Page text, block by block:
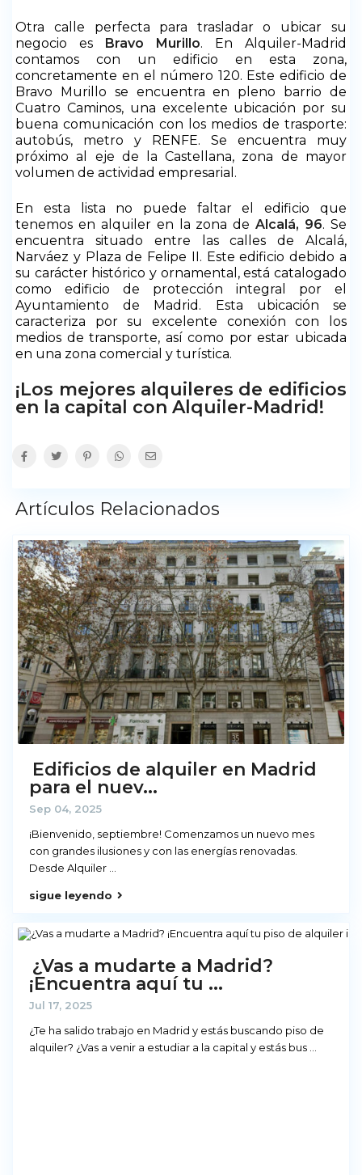
Otra calle perfecta para trasladar o ubicar su
negocio es
Bravo Murillo. En Alquiler-Madrid
contamos con un edificio en esta zona,
concretamente en el número 120. Este edificio de
Bravo Murillo se encuentra en pleno barrio de
Cuatro Caminos, una excelente ubicación por su
buena comunicación con los medios de trasporte:
autobús, metro y RENFE. Se encuentra muy
próximo al eje de la Castellana, zona de mayor
volumen de actividad empresarial.
En esta lista no puede faltar el edificio que
tenemos en alquiler en la zona deAlcalá, 96. Se
encuentra situado entre las calles de Alcalá,
Narváez y Plaza de Felipe II. Este edificio debido a
su carácter histórico y ornamental, está catalogado
como edificio de protección integral por el
Ayuntamiento de Madrid. Esta ubicación se
caracteriza por su excelente conexión con los
medios de transporte, así como por estar ubicada
en una zona comercial y turística.
¡Los mejores alquileres de edificios
en la capital con Alquiler-Madrid!
Artículos Relacionados
Edificios de alquiler en Madrid
para el nuev...
Sep 04, 2025
¡Bienvenido, septiembre! Comenzamos un nuevo mes
con grandes ilusiones y con las energías renovadas.
Desde Alquiler
sigue leyendo
¿Vas a mudarte a Madrid?
¡Encuentra aquí tu ...
Jul 17, 2025
¿Te ha salido trabajo en Madrid y estás buscando piso de
alquiler? ¿Vas a venir a estudiar a la capital y estás bus